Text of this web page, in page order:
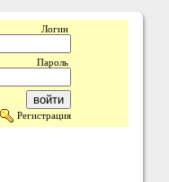
Логин
Пароль
Регистрация